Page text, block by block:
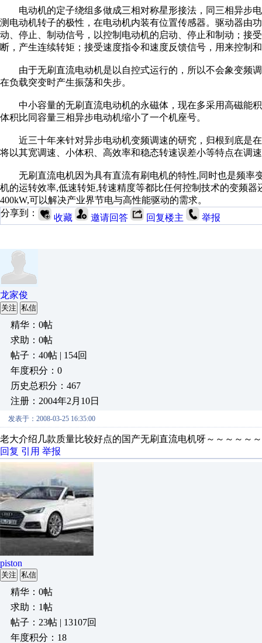
电动机的定子绕组多做成三相对称星形接法，同三相异步
测电动机转子的极性，在电动机内装有位置传感器。驱动器由
动、停止、制动信号，以控制电动机的启动、停止和制动；接
断，产生连续转矩；接受速度指令和速度反馈信号，用来控制
由于无刷直流电动机是以自控式运行的，所以不会象变频
在负载突变时产生振荡和失步。
中小容量的无刷直流电动机的永磁体，现在多采用高磁能积
体积比同容量三相异步电动机缩小了一个机座号。
近三十年来针对异步电动机变频调速的研究，归根到底是
将以其宽调速、小体积、高效率和稳态转速误差小等特点在调
无刷直流电机因为具有直流有刷电机的特性,同时也是频率
机的运转效率,低速转矩,转速精度等都比任何控制技术的变频
400kW,可以解决产业界节电与高性能驱动的需求。
分享到：
收藏 邀请回答 回复楼主 举报
龙家俊
关注 私信
精华：0帖
求助：0帖
帖子：40帖 | 154回
年度积分：0
历史总积分：467
注册：2004年2月10日
发表于：2008-03-25 16:35:00
老大介绍几款质量比较好点的国产无刷直流电机呀～～～～～
回复 引用 举报
piston
关注 私信
精华：0帖
求助：1帖
帖子：23帖 | 13107回
年度积分：18